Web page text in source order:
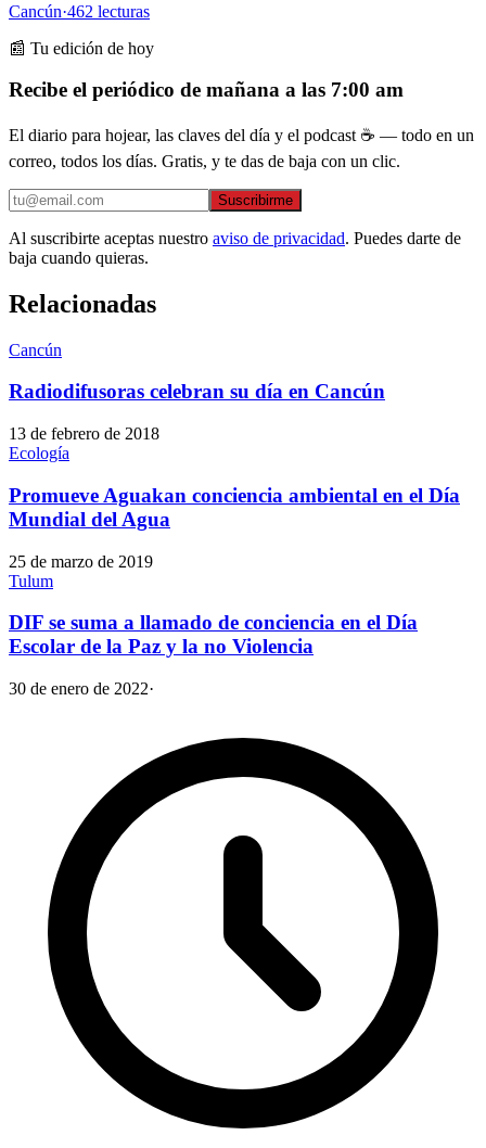
Cancún·462 lecturas
📰 Tu edición de hoy
Recibe el periódico de mañana a las 7:00 am
El diario para hojear, las claves del día y el podcast ☕ — todo en un
correo, todos los días. Gratis, y te das de baja con un clic.
Suscribirme
Al suscribirte aceptas nuestro aviso de privacidad. Puedes darte de
baja cuando quieras.
Relacionadas
Cancún
Radiodifusoras celebran su día en Cancún
13 de febrero de 2018
Ecología
Promueve Aguakan conciencia ambiental en el Día
Mundial del Agua
25 de marzo de 2019
Tulum
DIF se suma a llamado de conciencia en el Día
Escolar de la Paz y la no Violencia
30 de enero de 2022·